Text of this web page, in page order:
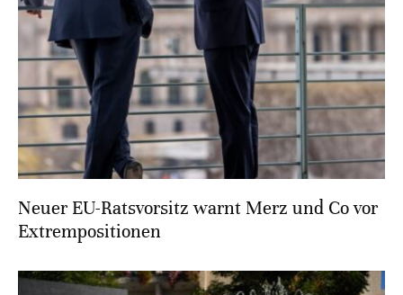
Neuer EU-Ratsvorsitz warnt Merz und Co vor
Extrempositionen